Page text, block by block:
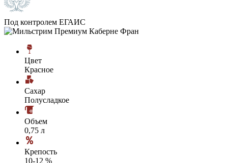
Под контролем ЕГАИС
Цвет
Красное
Сахар
Полусладкое
Объем
0,75 л
Крепость
10-12 %